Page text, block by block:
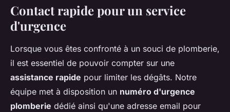
Contact rapide pour un service
d'urgence
Lorsque vous êtes confronté à un souci de plomberie,
il est essentiel de pouvoir compter sur une
assistance rapide pour limiter les dégâts. Notre
équipe met à disposition un numéro d'urgence
plomberie dédié ainsi qu'une adresse email pour